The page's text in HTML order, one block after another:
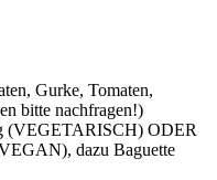
Gurke, Tomaten,
bitte nachfragen!)
(VEGETARISCH) ODER
dazu Baguette